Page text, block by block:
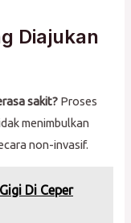
Diajukan
sakit? Proses
menimbulkan
non-invasif.
Di Ceper